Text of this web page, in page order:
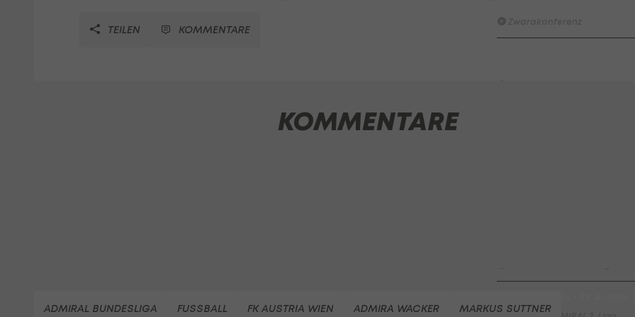
TEILEN KOMMENTARE
KOMMENTARE
ADMIRAL BUNDESLIGA FUSSBALL FK AUSTRIA WIEN ADMIRA WACKER MARKUS SUTTNER